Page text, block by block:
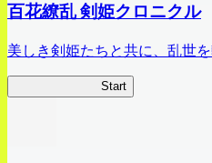
百花繚乱 剣姫クロニクル
美しき剣姫たちと共に、乱世
Start